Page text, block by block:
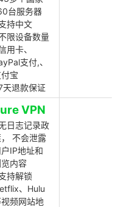
台服务器
持中文
限设备数量
用卡、
支付,、
宝
天退款保证
VPN
日志记录政
不会泄露
IP地址和
内容
持解锁
、Hulu
频网站地